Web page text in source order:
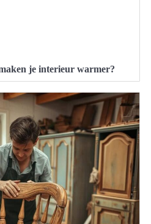
je interieur warmer?